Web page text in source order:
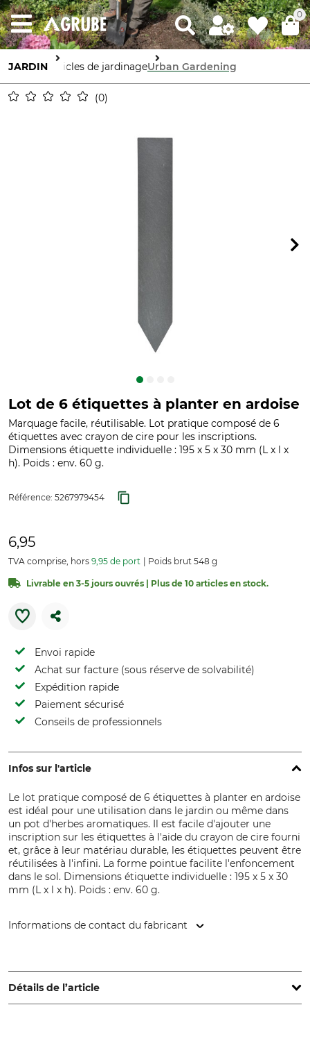
0
JARDIN Articles de jardinageUrban Gardening
0
Lot de 6 étiquettes à planter en ardoise
Marquage facile, réutilisable. Lot pratique composé de 6
étiquettes avec crayon de cire pour les inscriptions.
Dimensions étiquette individuelle : 195 x 5 x 30 mm (L x l x
h). Poids : env. 60 g.
Référence: 5267979454
6,95
TVA comprise, hors 9,95 de port Poids brut 548 g
Livrable en 3-5 jours ouvrés | Plus de 10 articles en stock.
Envoi rapide
Achat sur facture (sous réserve de solvabilité)
Expédition rapide
Paiement sécurisé
Conseils de professionnels
Infos sur l'article
Le lot pratique composé de 6 étiquettes à planter en ardoise
est idéal pour une utilisation dans le jardin ou même dans
un pot d'herbes aromatiques. Il est facile d'ajouter une
inscription sur les étiquettes à l'aide du crayon de cire fourni
et, grâce à leur matériau durable, les étiquettes peuvent être
réutilisées à l'infini. La forme pointue facilite l'enfoncement
dans le sol. Dimensions étiquette individuelle : 195 x 5 x 30
mm (L x l x h). Poids : env. 60 g.
Informations de contact du fabricant
Netherlands, www.esschertdesign.com
Détails de l’article